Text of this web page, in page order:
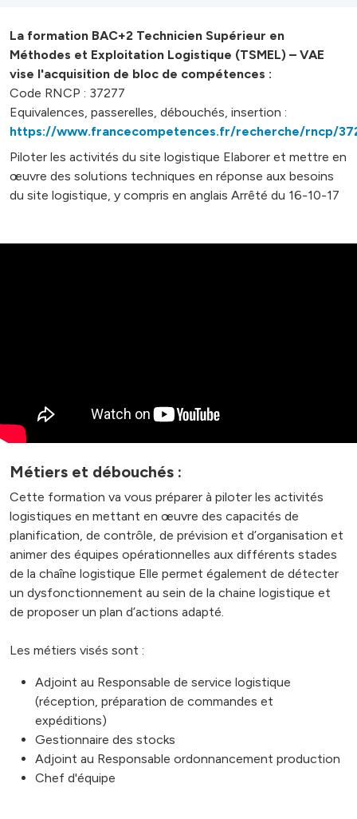
La formation BAC+2 Technicien Supérieur en
Méthodes et Exploitation Logistique (TSMEL) – VAE
vise l'acquisition de bloc de compétences :
Code RNCP : 37277
Equivalences, passerelles, débouchés, insertion :
https://www.francecompetences.fr/recherche/rncp/
Piloter les activités du site logistique Elaborer et mettre en
œuvre des solutions techniques en réponse aux besoins
du site logistique, y compris en anglais Arrêté du 16-10-17
Métiers et débouchés :
Cette formation va vous préparer à piloter les activités
logistiques en mettant en œuvre des capacités de
planification, de contrôle, de prévision et d’organisation et
animer des équipes opérationnelles aux différents stades
de la chaîne logistique Elle permet également de détecter
un dysfonctionnement au sein de la chaine logistique et
de proposer un plan d’actions adapté.
Les métiers visés sont :
Adjoint au Responsable de service logistique
(réception, préparation de commandes et
expéditions)
Gestionnaire des stocks
Adjoint au Responsable ordonnancement production
Chef d'équipe